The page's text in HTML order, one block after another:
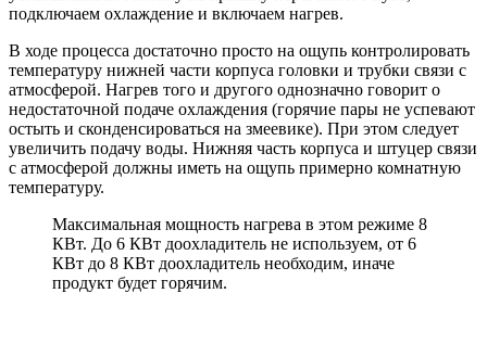
подключаем охлаждение и включаем нагрев.
В ходе процесса достаточно просто на ощупь контролировать
температуру нижней части корпуса головки и трубки связи с
атмосферой. Нагрев того и другого однозначно говорит о
недостаточной подаче охлаждения (горячие пары не успевают
остыть и сконденсироваться на змеевике). При этом следует
увеличить подачу воды. Нижняя часть корпуса и штуцер связи
с атмосферой должны иметь на ощупь примерно комнатную
температуру.
Максимальная мощность нагрева в этом режиме 8
КВт. До 6 КВт доохладитель не используем, от 6
КВт до 8 КВт доохладитель необходим, иначе
продукт будет горячим.